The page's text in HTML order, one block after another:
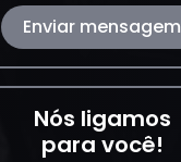
Enviar mensagem
Nós ligamos
para você!